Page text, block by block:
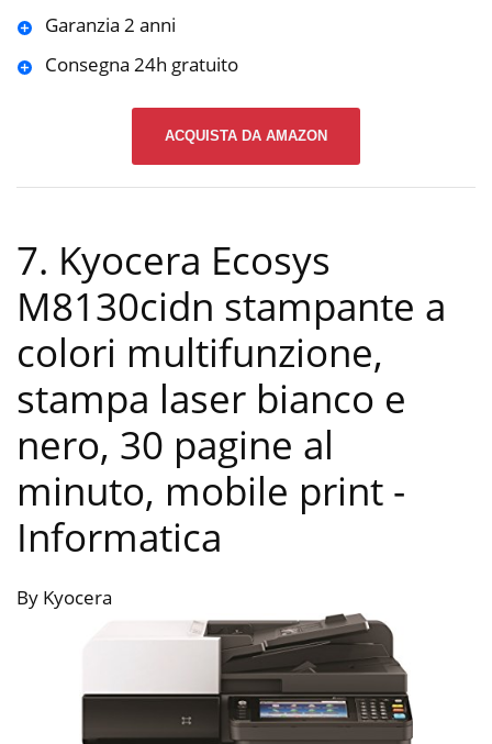
Garanzia 2 anni
Consegna 24h gratuito
ACQUISTA DA AMAZON
7. Kyocera Ecosys
M8130cidn stampante a
colori multifunzione,
stampa laser bianco e
nero, 30 pagine al
minuto, mobile print -
Informatica
By Kyocera